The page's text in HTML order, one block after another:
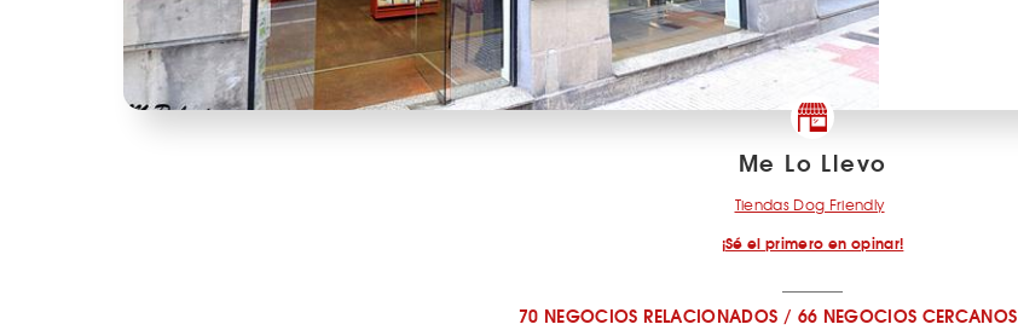
Me Lo Llevo
Tiendas Dog Friendly
¡Sé el primero en opinar!
70 NEGOCIOS RELACIONADOS / 66 NEGOCIOS CERCANOS